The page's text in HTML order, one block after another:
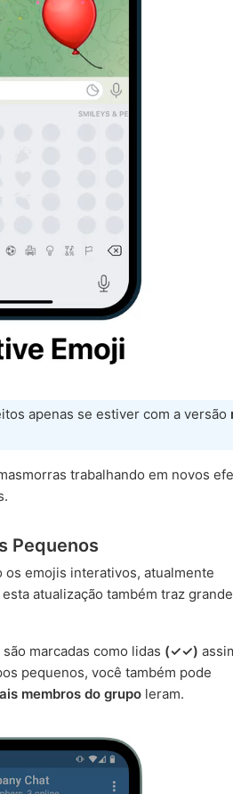
apenas se estiver com a versão
trabalhando em novos
Pequenos
os emojis interativos, atualmente
atualização também traz
marcadas como lidas (✓✓)
pequenos, você também pode
membros do grupo leram.